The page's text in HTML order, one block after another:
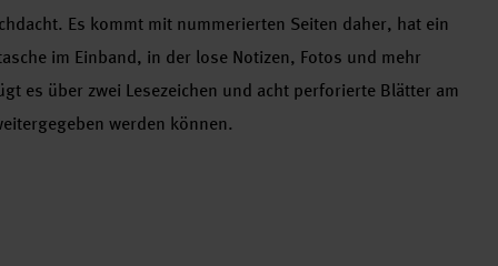
Es kommt mit nummerierten Seiten daher, hat ein
im Einband, in der lose Notizen, Fotos und mehr
es über zwei Lesezeichen und acht perforierte Blätter am
werden können.